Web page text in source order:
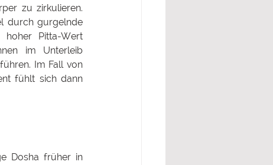
zu zirkulieren.
durch gurgelnde
hoher Pitta-Wert
im Unterleib
Im Fall von
fühlt sich dann
Dosha früher in